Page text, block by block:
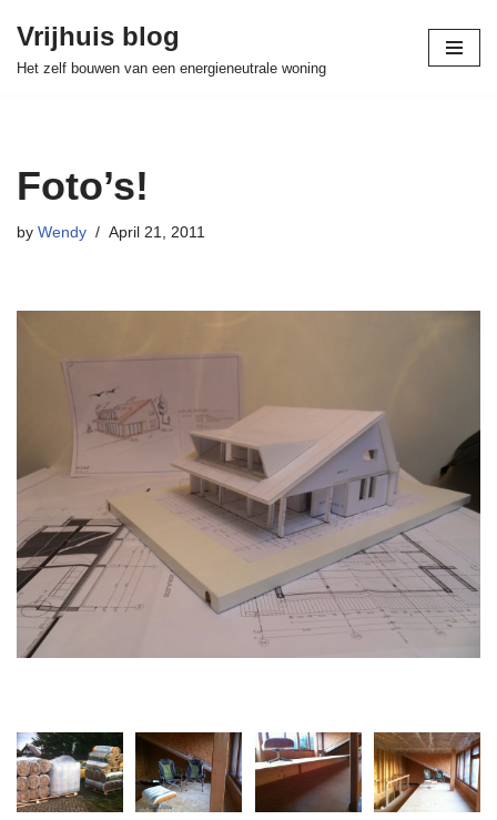
Skip
Vrijhuis blog
Het zelf bouwen van een energieneutrale woning
Foto’s!
by Wendy April 21, 2011